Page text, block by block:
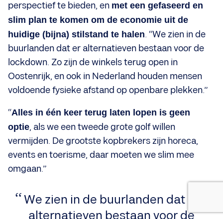
perspectief te bieden, en met een gefaseerd en
slim plan te komen om de economie uit de
huidige (bijna) stilstand te halen. “We zien in de
buurlanden dat er alternatieven bestaan voor de
lockdown. Zo zijn de winkels terug open in
Oostenrijk, en ook in Nederland houden mensen
voldoende fysieke afstand op openbare plekken.”
“Alles in één keer terug laten lopen is geen
optie, als we een tweede grote golf willen
vermijden. De grootste kopbrekers zijn horeca,
events en toerisme, daar moeten we slim mee
omgaan.”
We zien in de buurlanden dat er
alternatieven bestaan voor de